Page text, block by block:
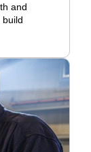
and
build